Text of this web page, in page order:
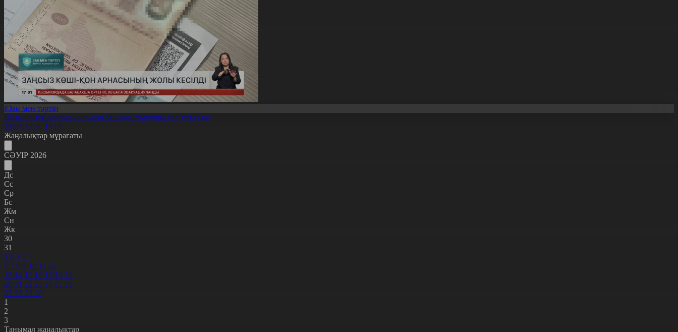
#Заң мен тәртіп
Шымкентте заңсыз көші-қон ұйымдастырушы топ ұсталды
13.04.2026, 17:06
Жаңалықтар мұрағаты
СӘУІР 2026
Дс
Сс
Ср
Бс
Жм
Сн
Жк
30
31
1 2 3 4 5
6 7 8 9 10 11 12
13 14 15 16 17 18 19
20 21 22 23 24 25 26
27 28 29 30
1
2
3
Танымал жаңалықтар